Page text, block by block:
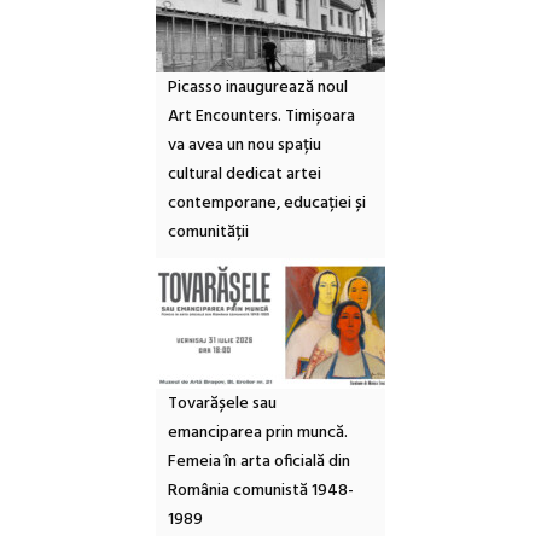
Picasso inaugurează noul
Art Encounters. Timișoara
va avea un nou spațiu
cultural dedicat artei
contemporane, educației și
comunității
Tovarășele sau
emanciparea prin muncă.
Femeia în arta oficială din
România comunistă 1948-
1989